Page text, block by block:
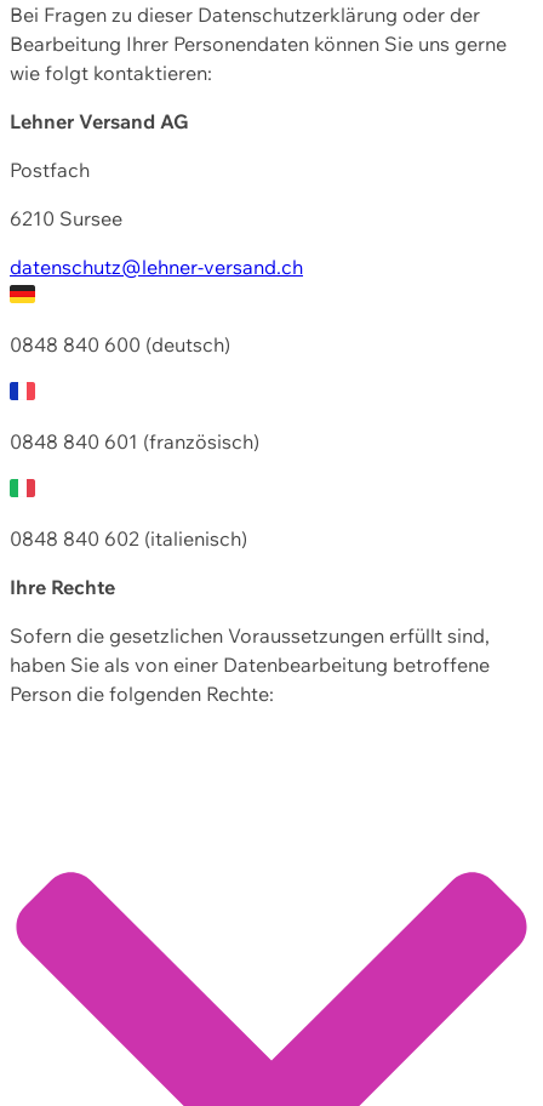
Bei Fragen zu dieser Datenschutzerklärung oder der
Bearbeitung Ihrer Personendaten können Sie uns gerne
wie folgt kontaktieren:
Lehner Versand AG
Postfach
6210 Sursee
datenschutz@lehner-versand.ch
0848 840 600 (deutsch)
0848 840 601 (französisch)
0848 840 602 (italienisch)
Ihre Rechte
Sofern die gesetzlichen Voraussetzungen erfüllt sind,
haben Sie als von einer Datenbearbeitung betroffene
Person die folgenden Rechte: